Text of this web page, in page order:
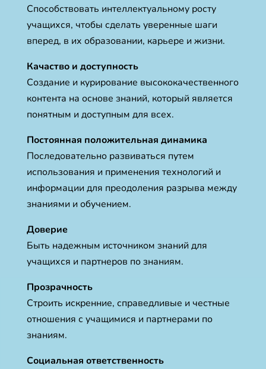
Способствовать интеллектуальному росту
учащихся, чтобы сделать уверенные шаги
вперед, в их образовании, карьере и жизни.
Качаство и доступность
Создание и курирование высококачественного
контента на основе знаний, который является
понятным и доступным для всех.
Постоянная положительная динамика
Последовательно развиваться путем
использования и применения технологий и
информации для преодоления разрыва между
знаниями и обучением.
Доверие
Быть надежным источником знаний для
учащихся и партнеров по знаниям.
Прозрачность
Строить искренние, справедливые и честные
отношения с учащимися и партнерами по
знаниям.
Социальная ответственность